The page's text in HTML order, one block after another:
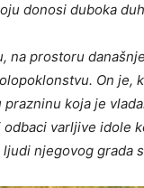
donosi duboka
prostoru
On je,
koja je
varljive idole
njegovog grada